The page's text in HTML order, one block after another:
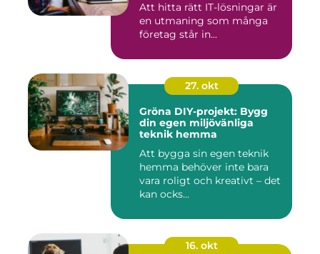
Att hitta rätt IT-lösningar är
en utmaning som många
företag står in...
27. okt
Gröna DIY-projekt: Bygg
din egen miljövänliga
teknik hemma
Att bygga sin egen teknik
hemma behöver inte bara
vara roligt och kreativt – det
kan ocks...
16. okt